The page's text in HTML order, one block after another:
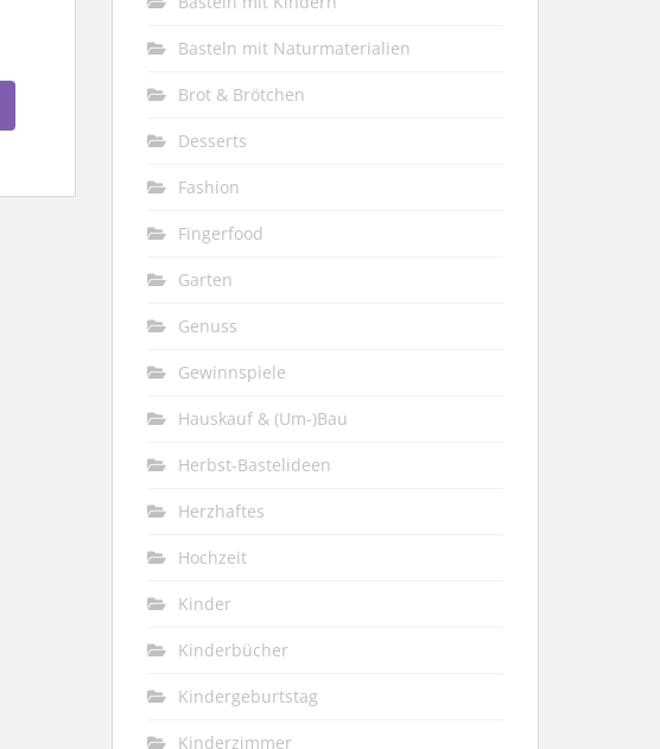
Basteln mit Naturmaterialien
Brot & Brötchen
Desserts
Fashion
Fingerfood
Garten
Genuss
Gewinnspiele
Hauskauf & (Um-)Bau
Herbst-Bastelideen
Herzhaftes
Hochzeit
Kinder
Kinderbücher
Kindergeburtstag
Kinderzimmer